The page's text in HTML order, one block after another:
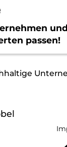
passen!